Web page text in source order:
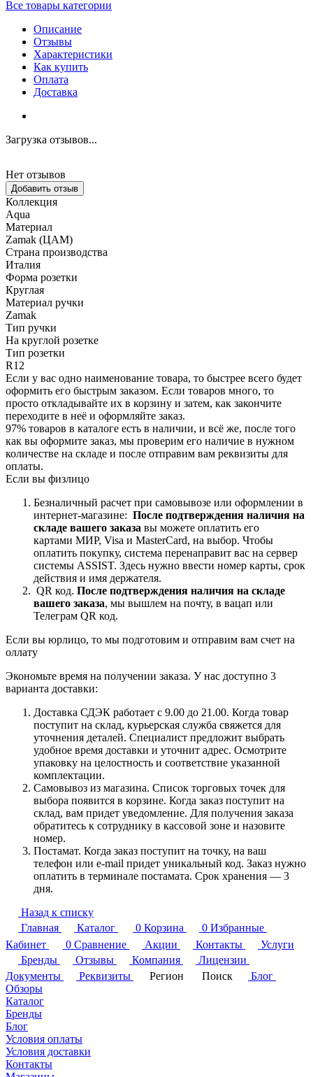
Все товары категории
Описание
Отзывы
Характеристики
Как купить
Оплата
Доставка
Загрузка отзывов...
Нет отзывов
Добавить отзыв
Коллекция
Aqua
Материал
Zamak (ЦАМ)
Страна производства
Италия
Форма розетки
Круглая
Материал ручки
Zamak
Тип ручки
На круглой розетке
Тип розетки
R12
Если у вас одно наименование товара, то быстрее всего будет
оформить его быстрым заказом. Если товаров много, то
просто откладывайте их в корзину и затем, как закончите
переходите в неё и оформляйте заказ.
97% товаров в каталоге есть в наличии, и всё же, после того
как вы оформите заказ, мы проверим его наличие в нужном
количестве на складе и после отправим вам реквизиты для
оплаты.
Если вы физлицо
Безналичный расчет при самовывозе или оформлении в
интернет-магазине: После подтверждения наличия на
складе вашего заказа вы можете оплатить его
картами МИР, Visa и MasterCard, на выбор. Чтобы
оплатить покупку, система перенаправит вас на сервер
системы ASSIST. Здесь нужно ввести номер карты, срок
действия и имя держателя.
QR код. После подтверждения наличия на складе
вашего заказа, мы вышлем на почту, в вацап или
Телеграм QR код.
Если вы юрлицо, то мы подготовим и отправим вам счет на
оллату
Экономьте время на получении заказа. У нас доступно 3
варианта доставки:
Доставка СДЭК работает с 9.00 до 21.00. Когда товар
поступит на склад, курьерская служба свяжется для
уточнения деталей. Специалист предложит выбрать
удобное время доставки и уточнит адрес. Осмотрите
упаковку на целостность и соответствие указанной
комплектации.
Самовывоз из магазина. Список торговых точек для
выбора появится в корзине. Когда заказ поступит на
склад, вам придет уведомление. Для получения заказа
обратитесь к сотруднику в кассовой зоне и назовите
номер.
Постамат. Когда заказ поступит на точку, на ваш
телефон или e-mail придет уникальный код. Заказ нужно
оплатить в терминале постамата. Срок хранения — 3
дня.
Назад к списку
Главная
Каталог 0 Корзина 0 Избранные
Кабинет
0 Сравнение Акции Контакты
Услуги
Бренды
Отзывы Компания
Лицензии
Документы
Реквизиты Регион Поиск
Блог
Обзоры
Каталог
Бренды
Блог
Условия оплаты
Условия доставки
Контакты